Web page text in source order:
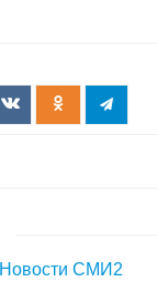
Новости СМИ2